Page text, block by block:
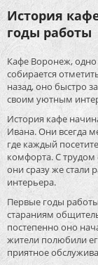
История
годы работы
Кафе Воронеж,
собирается
назад, оно быстро
своим уютным
История кафе
Ивана. Они всегда
где каждый
комфорта. С трудом
они сразу же стали
интерьера.
Первые годы
стараниям
постепенно оно
жители полюбили
приятное